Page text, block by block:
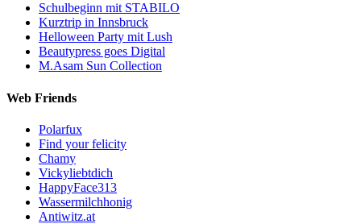
Schulbeginn mit STABILO
Kurztrip in Innsbruck
Helloween Party mit Lush
Beautypress goes Digital
M.Asam Sun Collection
Web Friends
Polarfux
Find your felicity
Chamy
Vickyliebtdich
HappyFace313
Wassermilchhonig
Antiwitz.at